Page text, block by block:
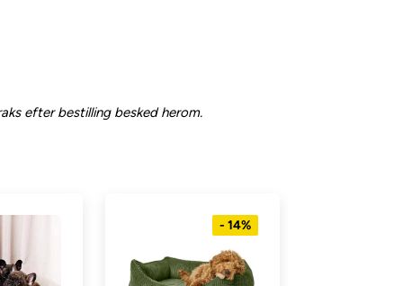
efter bestilling besked herom.
- 14%